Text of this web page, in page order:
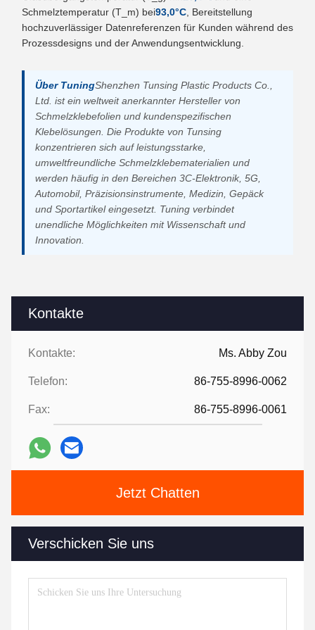
Kontakte
Kontakte: Ms. Abby Zou
Telefon: 86-755-8996-0062
Fax: 86-755-8996-0061
Jetzt Chatten
Verschicken Sie uns
Schmelztemperatur (T_m) bei93,0°C , Bereitstellung
hochzuverlässiger Datenreferenzen für Kunden während des
Prozessdesigns und der Anwendungsentwicklung.
Über TuningShenzhen Tunsing Plastic Products Co.,
Ltd. ist ein weltweit anerkannter Hersteller von
Schmelzklebefolien und kundenspezifischen
Klebelösungen. Die Produkte von Tunsing
konzentrieren sich auf leistungsstarke,
umweltfreundliche Schmelzklebematerialien und
werden häufig in den Bereichen 3C-Elektronik, 5G,
Automobil, Präzisionsinstrumente, Medizin, Gepäck
und Sportartikel eingesetzt. Tuning verbindet
unendliche Möglichkeiten mit Wissenschaft und
Innovation.